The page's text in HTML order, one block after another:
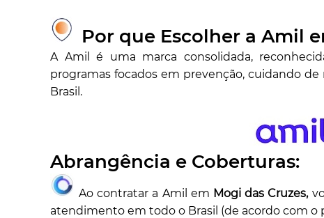
Por que Escolher a Amil
A Amil é uma marca consolidada,
programas focados em prevenção, cuidando
Brasil.
Abrangência e Coberturas:
Ao contratar a Amil em Mogi das Cruzes,
atendimento em todo o Brasil (de acordo com o